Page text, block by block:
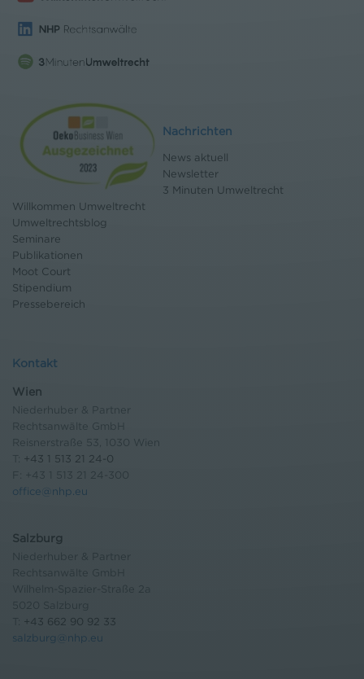
Nachrichten
News aktuell
Newsletter
3 Minuten Umweltrecht
Willkommen Umweltrecht
Umweltrechtsblog
Seminare
Publikationen
Moot Court
Stipendium
Pressebereich
Kontakt
Wien
Niederhuber & Partner
Rechtsanwälte GmbH
Reisnerstraße 53, 1030 Wien
+43 1 513 21 24-0
F: +43 1 513 21 24-300
office@nhp.eu
Salzburg
Niederhuber & Partner
Rechtsanwälte GmbH
Wilhelm-Spazier-Straße 2a
5020 Salzburg
+43 662 90 92 33
salzburg@nhp.eu